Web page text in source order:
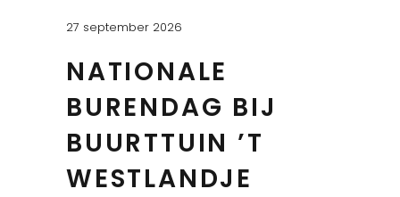
27 september 2026
NATIONALE
BURENDAG BIJ
BUURTTUIN ’T
WESTLANDJE